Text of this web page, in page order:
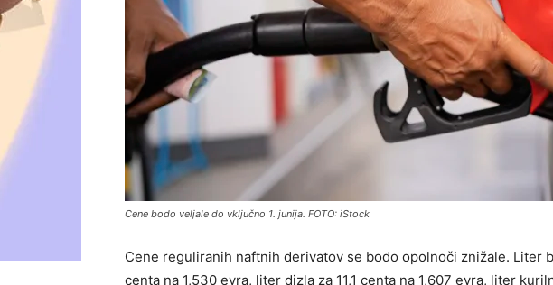
Cene bodo veljale do vključno 1. junija. FOTO: iStock
Cene reguliranih naftnih derivatov se bodo opolnoči znižale. Liter
centa na 1,530 evra, liter dizla za 11,1 centa na 1,607 evra, liter